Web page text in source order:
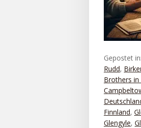
Gepostet in:
Rudd,
Brothers
Finnland,
Glengyle,